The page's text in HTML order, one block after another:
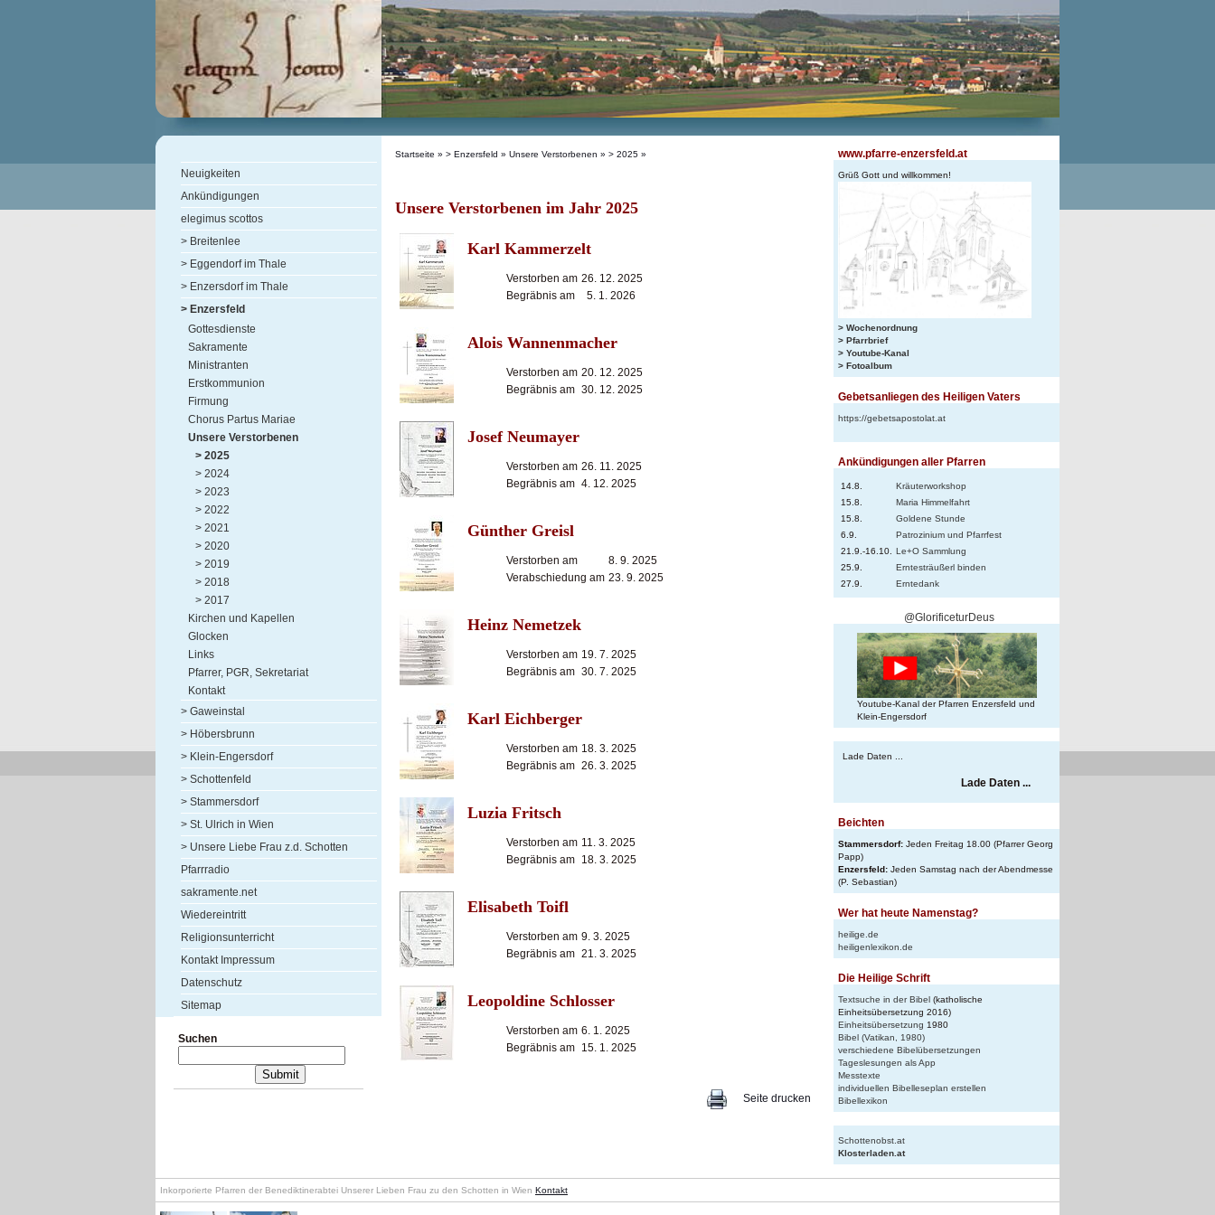
Neuigkeiten
Ankündigungen
elegimus scottos
> Breitenlee
> Eggendorf im Thale
> Enzersdorf im Thale
> Enzersfeld
Gottesdienste
Sakramente
Ministranten
Erstkommunion
Firmung
Chorus Partus Mariae
Unsere Verstorbenen
> 2025
> 2024
> 2023
> 2022
> 2021
> 2020
> 2019
> 2018
> 2017
Kirchen und Kapellen
Glocken
Links
Pfarrer, PGR, Sekretariat
Kontakt
> Gaweinstal
> Höbersbrunn
> Klein-Engersdorf
> Schottenfeld
> Stammersdorf
> St. Ulrich in Wien
> Unsere Liebe Frau z.d. Schotten
Pfarrradio
sakramente.net
Wiedereintritt
Religionsunterricht
Kontakt Impressum
Datenschutz
Sitemap
Suchen
Startseite » > Enzersfeld » Unsere Verstorbenen » > 2025 »
Unsere Verstorbenen im Jahr 2025
Karl Kammerzelt
Verstorben am 26. 12. 2025
Begräbnis am
5. 1. 2026
Alois Wannenmacher
Verstorben am 20. 12. 2025
Begräbnis am 30. 12. 2025
Josef Neumayer
Verstorben am 26. 11. 2025
Begräbnis am 4. 12. 2025
Günther Greisl
Verstorben am
8. 9. 2025
Verabschiedung am 23. 9. 2025
Heinz Nemetzek
Verstorben am 19. 7. 2025
Begräbnis am 30. 7. 2025
Karl Eichberger
Verstorben am 18. 3. 2025
Begräbnis am 26. 3. 2025
Luzia Fritsch
Verstorben am 11. 3. 2025
Begräbnis am 18. 3. 2025
Elisabeth Toifl
Verstorben am 9. 3. 2025
Begräbnis am 21. 3. 2025
Leopoldine Schlosser
Verstorben am 6. 1. 2025
Begräbnis am 15. 1. 2025
Seite drucken
www.pfarre-enzersfeld.at
Grüß Gott und willkommen!
> Wochenordnung
> Pfarrbrief
> Youtube-Kanal
> Fotoalbum
Gebetsanliegen des Heiligen Vaters
https://gebetsapostolat.at
Ankündigungen aller Pfarren
14.8.
Kräuterworkshop
15.8.
Maria Himmelfahrt
15.8.
Goldene Stunde
6.9.
Patrozinium und Pfarrfest
21.9.-16.10.
Le+O Sammlung
25.9.
Erntesträußerl binden
27.9.
Erntedank
@GlorificeturDeus
Youtube-Kanal der Pfarren Enzersfeld und
Klein-Engersdorf
Lade Daten ...
Lade Daten ...
Beichten
Stammersdorf: Jeden Freitag 18.00 (Pfarrer Georg
Papp)
Enzersfeld: Jeden Samstag nach der Abendmesse
(P. Sebastian)
Wer hat heute Namenstag?
heilige.de
heiligenlexikon.de
Die Heilige Schrift
Textsuche in der Bibel (katholische
Einheitsübersetzung 2016)
Einheitsübersetzung 1980
Bibel (Vatikan, 1980)
verschiedene Bibelübersetzungen
Tageslesungen als App
Messtexte
individuellen Bibelleseplan erstellen
Bibellexikon
Schottenobst.at
Klosterladen.at
Inkorporierte Pfarren der Benediktinerabtei Unserer Lieben Frau zu den Schotten in Wien Kontakt